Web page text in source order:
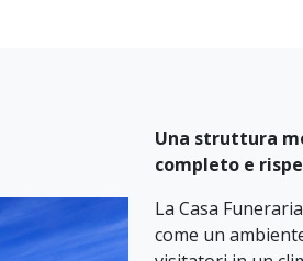
Una struttura
completo e
La Casa
come un